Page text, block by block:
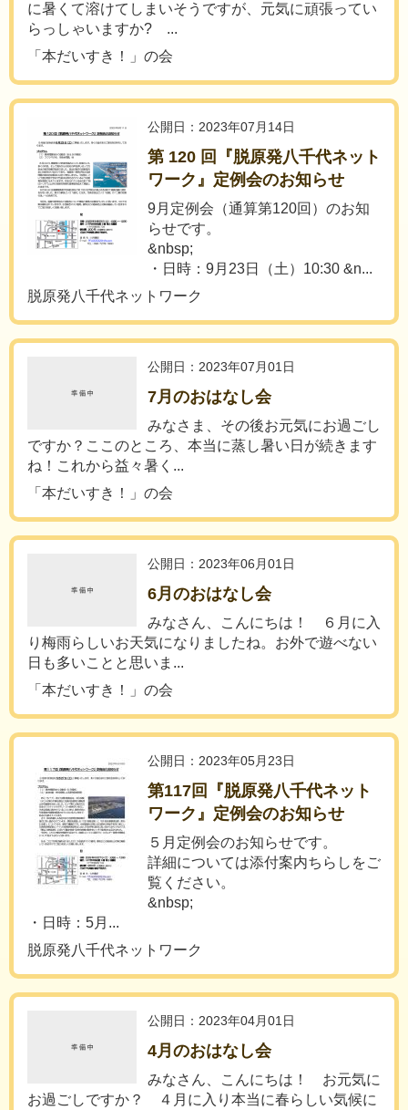
に暑くて溶けてしまいそうですが、元気に頑張ってい
らっしゃいますか? ...
「本だいすき！」の会
公開日：2023年07月14日
第 120 回『脱原発八千代ネット
ワーク』定例会のお知らせ
9月定例会（通算第120回）のお知
らせです。
&nbsp;
・日時：9月23日（土）10:30 &n...
脱原発八千代ネットワーク
公開日：2023年07月01日
7月のおはなし会
みなさま、その後お元気にお過ごし
ですか？ここのところ、本当に蒸し暑い日が続きます
ね！これから益々暑く...
「本だいすき！」の会
公開日：2023年06月01日
6月のおはなし会
みなさん、こんにちは！ ６月に入
り梅雨らしいお天気になりましたね。お外で遊べない
日も多いことと思いま...
「本だいすき！」の会
公開日：2023年05月23日
第117回『脱原発八千代ネット
ワーク』定例会のお知らせ
５月定例会のお知らせです。
詳細については添付案内ちらしをご
覧ください。
&nbsp;
・日時：5月...
脱原発八千代ネットワーク
公開日：2023年04月01日
4月のおはなし会
みなさん、こんにちは！ お元気に
お過ごしですか？ ４月に入り本当に春らしい気候に